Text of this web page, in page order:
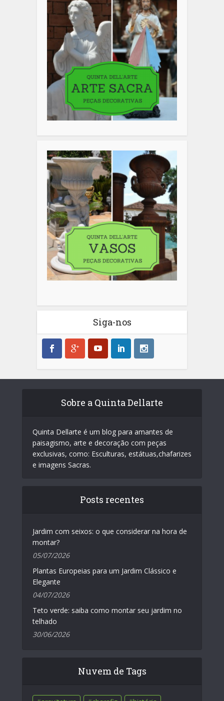
Siga-nos
Sobre a Quinta Dellarte
Quinta Dellarte é um blog para amantes de
paisagismo, arte e decoração com peças
exclusivas, como: Esculturas, estátuas,chafarizes
e imagens Sacras.
Posts recentes
Jardim com seixos: o que considerar na hora de
montar?
05/07/2026
Plantas Europeias para um Jardim Clássico e
Elegante
04/07/2026
Teto verde: saiba como montar seu jardim no
telhado
30/06/2026
Nuvem de Tags